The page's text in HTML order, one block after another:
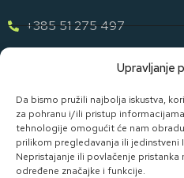
Upravljanje
Da bismo pružili najbolja iskustva,
za pohranu i/ili pristup
tehnologije omogućit će nam
prilikom pregledavanja ili jedinstveni
Nepristajanje ili povlačenje
određene značajke i funkcije.
+385 51 275 497
eugen.dih@gmail.com
Naša Ponuda
Otkrijte cijelu našu ponudu u
H.